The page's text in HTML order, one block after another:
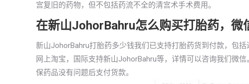
宫复旧的药物，但不包括药流不全的清宫术手术费用。
在新山JohorBahru怎么购买打胎药，微
新山JohorBahru打胎药多少钱我们已支持打胎药货到付款，包
网上淘宝，国际支持新山JohorBahru等，详情可以咨询我们微
保药品没有问题后支付货款。